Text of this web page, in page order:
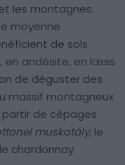
les montagnes.
moyenne
de sols
en andésite, en lœss
de déguster des
massif montagneux
partir de cépages
muskotály, le
chardonnay.